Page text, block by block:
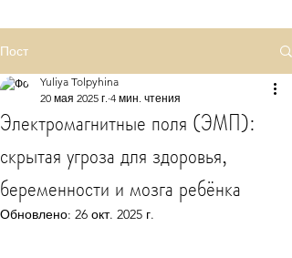
Пост
Электромагнитные поля (ЭМП):
скрытая угроза для здоровья,
беременности и мозга ребёнка
Yuliya Tolpyhina
20 мая 2025 г. 4 мин. чтения
Обновлено: 26 окт. 2025 г.